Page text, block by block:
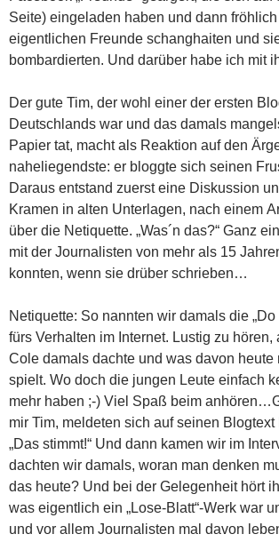
Seite) eingeladen haben und dann
eigentlichen Freunde schanghaiten und
bombardierten. Und darüber habe ich mit
Der gute Tim, der wohl einer der ersten
Deutschlands war und das damals
Papier tat, macht als Reaktion auf den
naheliegendste: er bloggte sich seinen
Daraus entstand zuerst eine Diskussion
Kramen in alten Unterlagen, nach einem
über die Netiquette. „Was´n das?“ Ganz
mit der Journalisten von mehr als 15
konnten, wenn sie drüber schrieben…
Netiquette: So nannten wir damals die „Do
fürs Verhalten im Internet. Lustig zu hören,
Cole damals dachte und was davon
spielt. Wo doch die jungen Leute einfach
mehr haben ;-) Viel Spaß beim
mir Tim, meldeten sich auf seinen Blogtext
„Das stimmt!“ Und dann kamen wir im
dachten wir damals, woran man denken
das heute? Und bei der Gelegenheit hört
was eigentlich ein „Lose-Blatt“-Werk war
und vor allem Journalisten mal davon